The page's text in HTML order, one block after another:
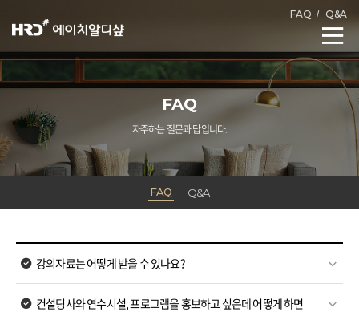
FAQ Q&A
FAQ
자주하는 질문과 답입니다.
FAQ Q&A
강의자료는 어떻게 받을 수 있나요?
컨설팅사와 연수시설, 프로그램을 홍보하고 싶은데 어떻게 하면